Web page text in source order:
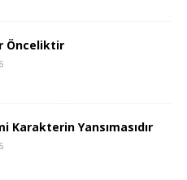
Önceliktir
Karakterin Yansımasıdır